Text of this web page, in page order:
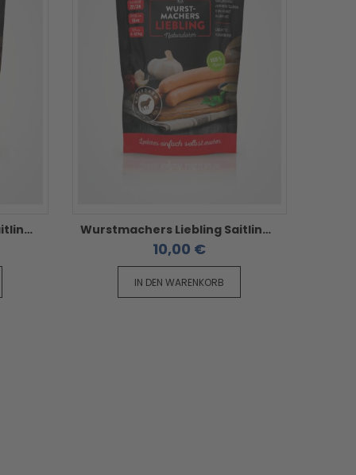
Wurstmachers Liebling Saitling 20/22 - 15 Meter im Beutel Wurstmachers Liebling Saitling 22/24 - 15 Meter im Beutel
10,00 €
IN DEN WARENKORB